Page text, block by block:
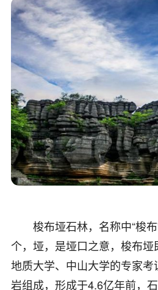
梭布垭石林，名称中“梭布
个，垭，是垭口之意，梭布
地质大学、中山大学的专家
岩组成，形成于4.6亿年前，